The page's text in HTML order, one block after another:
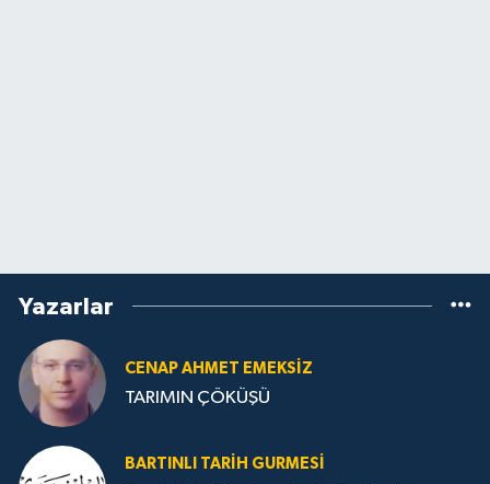
Yazarlar
CENAP AHMET EMEKSİZ
TARIMIN ÇÖKÜŞÜ
BARTINLI TARIH GURMESI